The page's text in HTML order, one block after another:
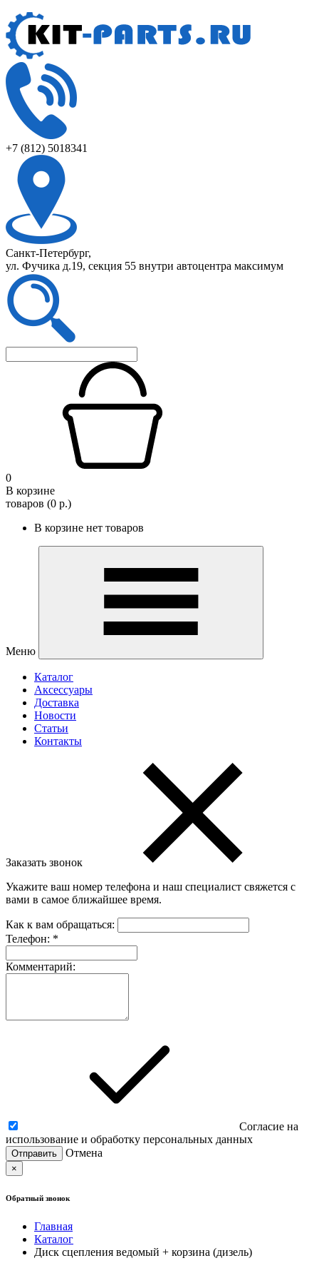
+7 (812) 5018341
Санкт-Петербург,
ул. Фучика д.19, секция 55 внутри автоцентра максимум
0
В корзине
товаров (0 р.)
В корзине нет товаров
Меню
Каталог
Аксессуары
Доставка
Новости
Статьи
Контакты
Заказать звонок
Укажите ваш номер телефона и наш специалист свяжется с
вами в самое ближайшее время.
Как к вам обращаться:
Телефон: *
Комментарий:
Согласие на
использование и обработку персональных данных
Отмена
×
Обратный звонок
Главная
Каталог
Диск сцепления ведомый + корзина (дизель)